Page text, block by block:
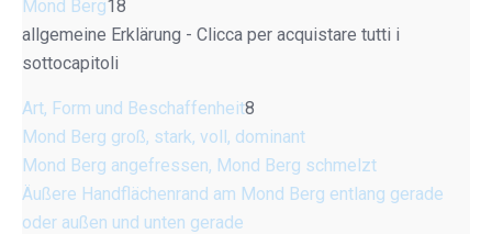
Mond Berg18
allgemeine Erklärung - Clicca per acquistare tutti i
sottocapitoli
Art, Form und Beschaffenheit8
Mond Berg groß, stark, voll, dominant
Mond Berg angefressen, Mond Berg schmelzt
Äußere Handflächenrand am Mond Berg entlang gerade
oder außen und unten gerade